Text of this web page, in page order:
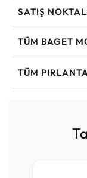
SATIŞ
TÜM BAGET
TÜM